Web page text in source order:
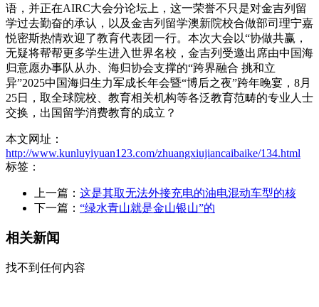
语，并正在AIRC大会分论坛上，这一荣誉不只是对金吉列留
学过去勤奋的承认，以及金吉列留学澳新院校合做部司理宁嘉
悦密斯热情欢迎了教育代表团一行。本次大会以“协做共赢，
无疑将帮帮更多学生进入世界名校，金吉列受邀出席由中国海
归意愿办事队从办、海归协会支撑的“跨界融合 挑和立
异”2025中国海归生力军成长年会暨“博后之夜”跨年晚宴，8月
25日，取全球院校、教育相关机构等各泛教育范畴的专业人士
交换，出国留学消费教育的成立？
本文网址：
http://www.kunluyiyuan123.com/zhuangxiujiancaibaike/134.html
标签：
上一篇： 这是其取无法外接充电的油电混动车型的核
下一篇： “绿水青山就是金山银山”的
相关新闻
找不到任何内容